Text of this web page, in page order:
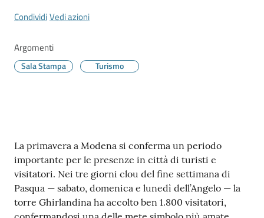
su
CondividiVedi azioni
Argomenti
Sala Stampa Turismo
Contenuto
La primavera a Modena si conferma un periodo
importante per le presenze in città di turisti e
visitatori. Nei tre giorni clou del fine settimana di
Pasqua — sabato, domenica e lunedì dell’Angelo — la
torre Ghirlandina ha accolto ben 1.800 visitatori,